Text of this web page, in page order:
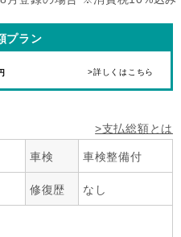
プラン
>詳しくはこちら
>支払総額とは
車検 車検整備付
修復歴 なし